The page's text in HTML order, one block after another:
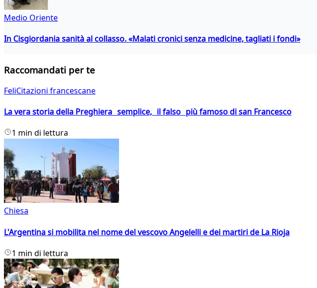
Medio Oriente
In Cisgiordania sanità al collasso. «Malati cronici senza medicine, tagliati i fondi»
Raccomandati per te
FeliCitazioni francescane
La vera storia della Preghiera semplice, il falso più famoso di san Francesco
1 min di lettura
Chiesa
L'Argentina si mobilita nel nome del vescovo Angelelli e dei martiri de La Rioja
1 min di lettura